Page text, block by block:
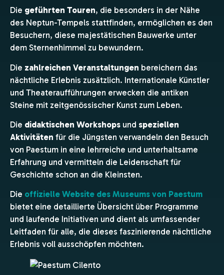
Die geführten Touren, die besonders in der Nähe
des Neptun-Tempels stattfinden, ermöglichen es den
Besuchern, diese majestätischen Bauwerke unter
dem Sternenhimmel zu bewundern.
Die zahlreichen Veranstaltungen bereichern das
nächtliche Erlebnis zusätzlich. Internationale Künstler
und Theateraufführungen erwecken die antiken
Steine mit zeitgenössischer Kunst zum Leben.
Die didaktischen Workshops und speziellen
Aktivitäten für die Jüngsten verwandeln den Besuch
von Paestum in eine lehrreiche und unterhaltsame
Erfahrung und vermitteln die Leidenschaft für
Geschichte schon an die Kleinsten.
Die offizielle Website des Museums von Paestum
bietet eine detaillierte Übersicht über Programme
und laufende Initiativen und dient als umfassender
Leitfaden für alle, die dieses faszinierende nächtliche
Erlebnis voll ausschöpfen möchten.